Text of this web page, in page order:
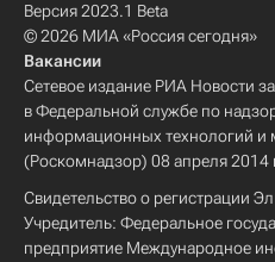
Версия 2023.1 Beta
© 2026 МИА «Россия сегодня»
Вакансии
Сетевое издание РИА Новости
в Федеральной службе по
информационных технологий и
(Роскомнадзор) 08 апреля 2014
Свидетельство о регистрации
Учредитель: Федеральное
предприятие Международное